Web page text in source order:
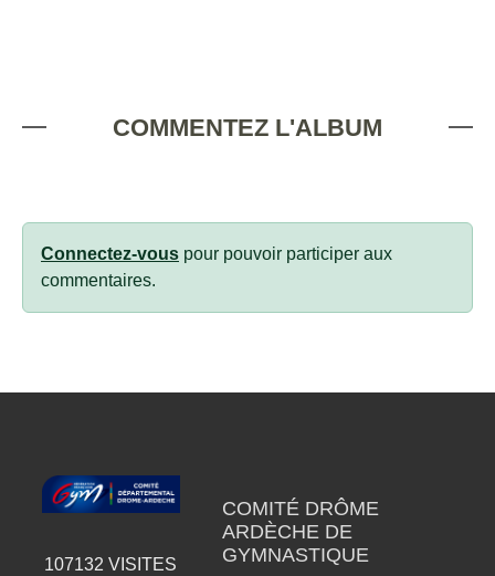
COMMENTEZ L'ALBUM
Connectez-vous pour pouvoir participer aux
commentaires.
107132 VISITES
COMITÉ DRÔME
ARDÈCHE DE
GYMNASTIQUE